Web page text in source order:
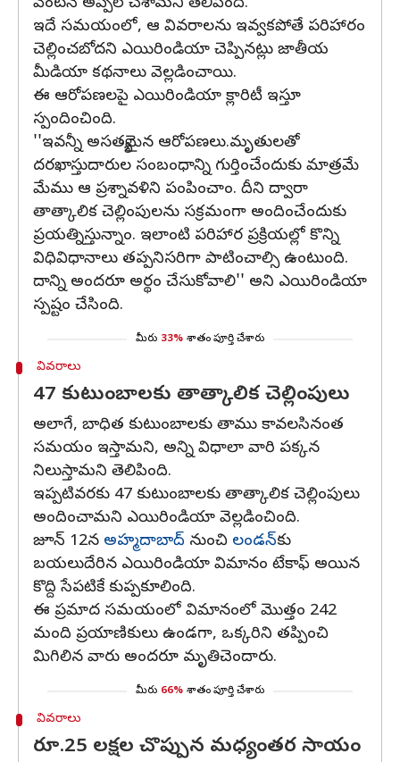
ఇదే సమయంలో, ఆ వివరాలను ఇవ్వకపోతే పరిహారం
చెల్లించబోదని ఎయిరిండియా చెప్పినట్లు జాతీయ
మీడియా కథనాలు వెల్లడించాయి.
ఈ ఆరోపణలపై ఎయిరిండియా క్లారిటీ ఇస్తూ
స్పందించింది.
''ఇవన్నీ అసత్యమైన ఆరోపణలు.మృతులతో
దరఖాస్తుదారుల సంబంధాన్ని గుర్తించేందుకు మాత్రమే
మేము ఆ ప్రశ్నావళిని పంపించాం. దీని ద్వారా
తాత్కాలిక చెల్లింపులను సక్రమంగా అందించేందుకు
ప్రయత్నిస్తున్నాం. ఇలాంటి పరిహార ప్రక్రియల్లో కొన్ని
విధివిధానాలు తప్పనిసరిగా పాటించాల్సి ఉంటుంది.
దాన్ని అందరూ అర్థం చేసుకోవాలి'' అని ఎయిరిండియా
స్పష్టం చేసింది.
మీరు 33% శాతం పూర్తి చేశారు
వివరాలు
47 కుటుంబాలకు తాత్కాలిక చెల్లింపులు
అలాగే, బాధిత కుటుంబాలకు తాము కావలసినంత
సమయం ఇస్తామని, అన్ని విధాలా వారి పక్కన
నిలుస్తామని తెలిపింది.
ఇప్పటివరకు 47 కుటుంబాలకు తాత్కాలిక చెల్లింపులు
అందించామని ఎయిరిండియా వెల్లడించింది.
జూన్‌ 12న అహ్మదాబాద్‌ నుంచి లండన్‌కు
బయలుదేరిన ఎయిరిండియా విమానం టేకాఫ్‌ అయిన
కొద్ది సేపటికే కుప్పకూలింది.
ఈ ప్రమాద సమయంలో విమానంలో మొత్తం 242
మంది ప్రయాణికులు ఉండగా, ఒక్కరిని తప్పించి
మిగిలిన వారు అందరూ మృతిచెందారు.
మీరు 66% శాతం పూర్తి చేశారు
వివరాలు
రూ.25 లక్షల చొప్పున మధ్యంతర సాయం